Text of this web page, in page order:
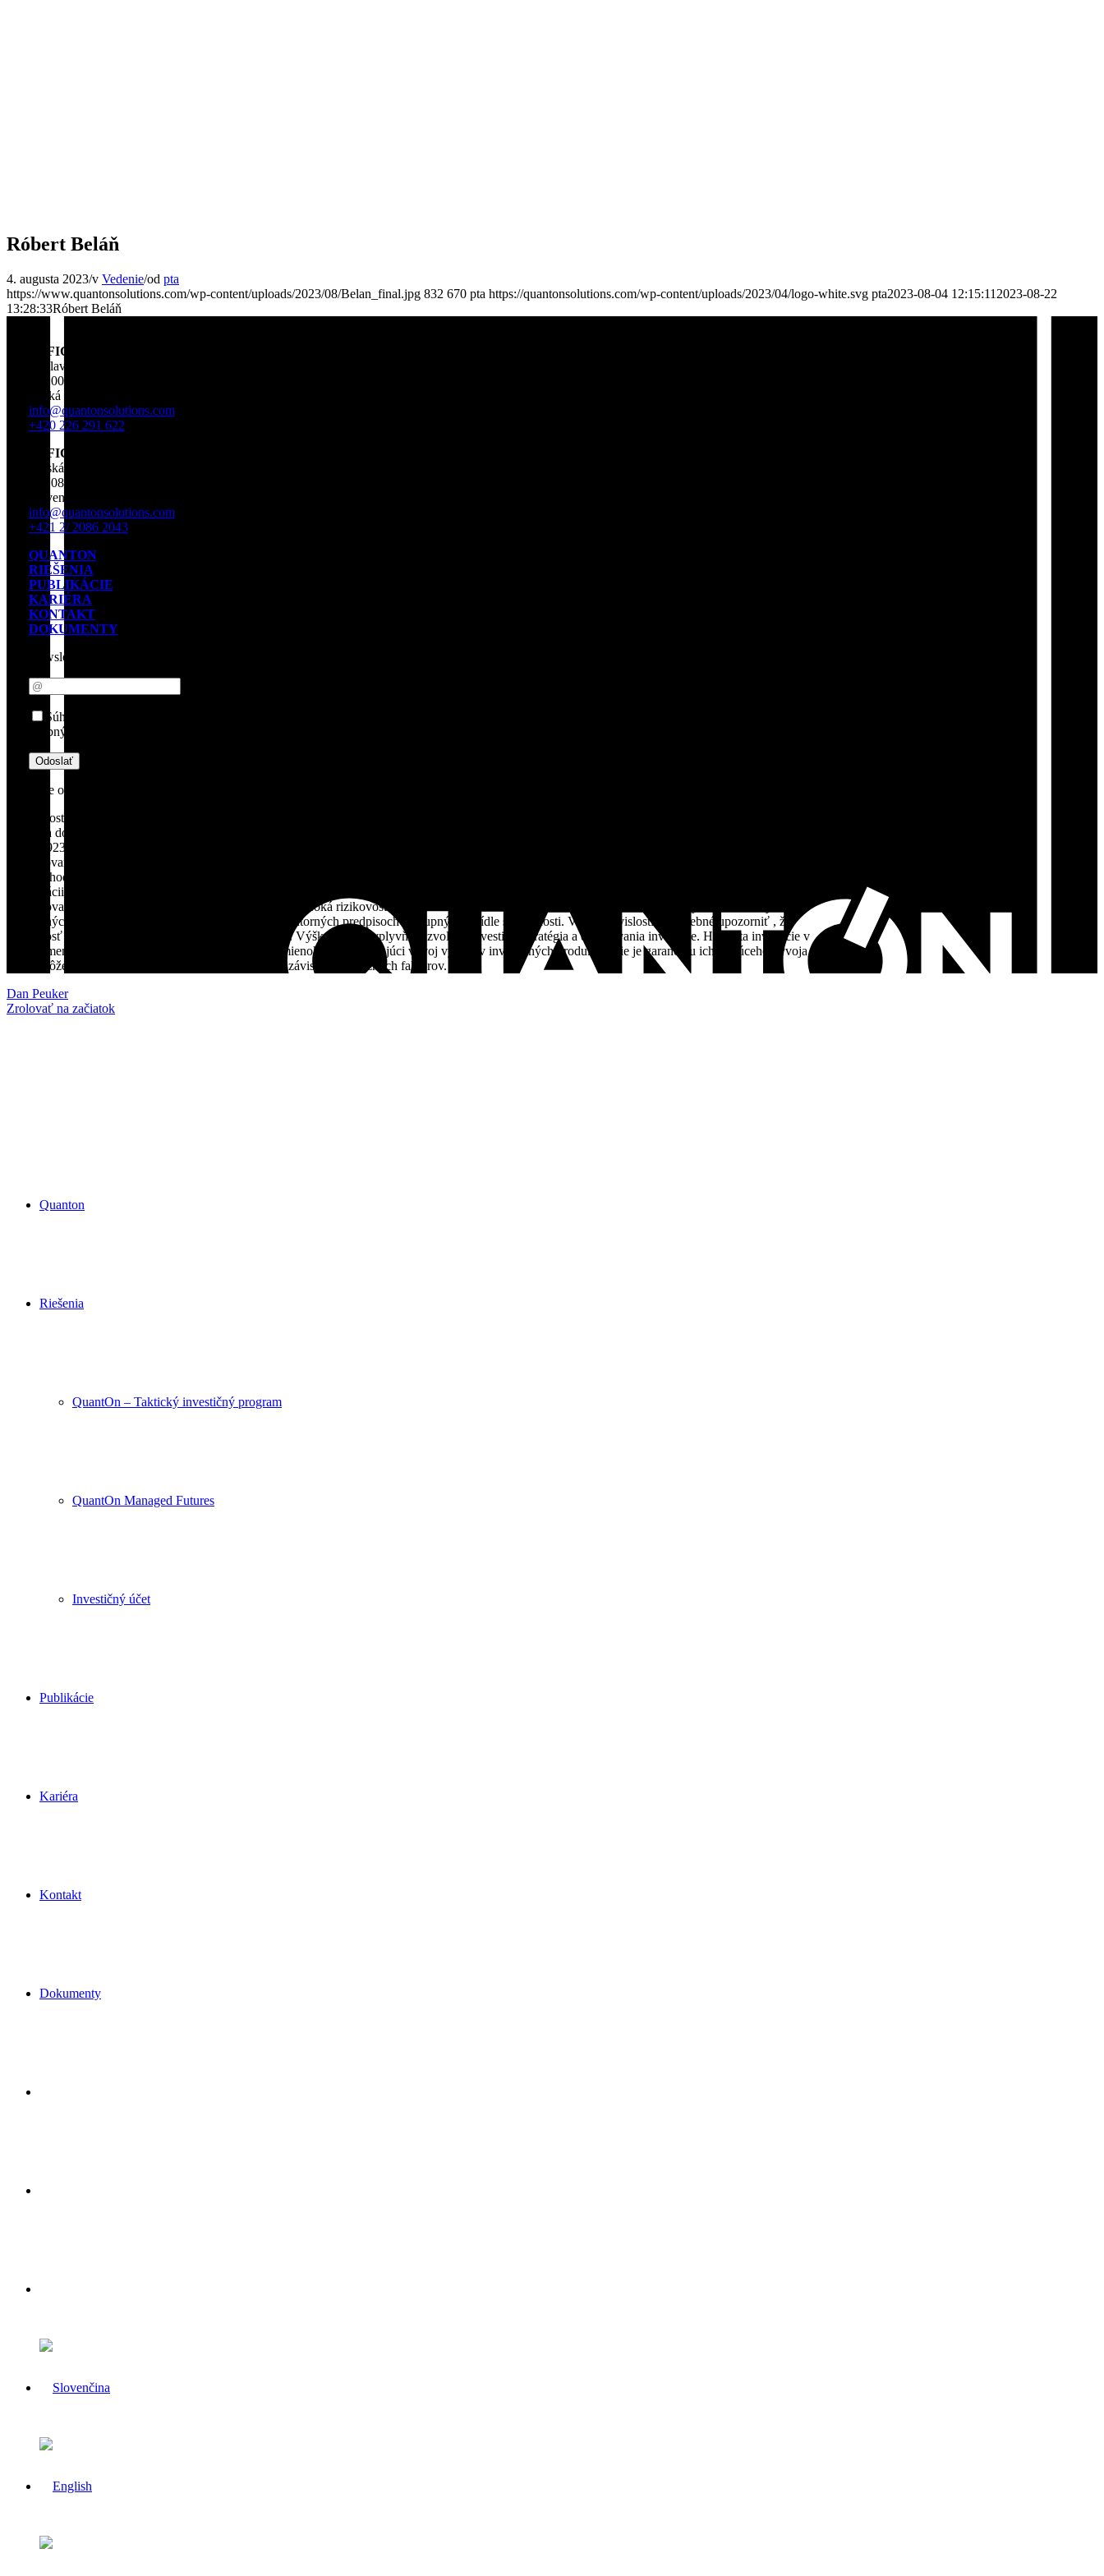
Quanton
Riešenia
QuantOn – Taktický investičný program
QuantOn Managed Futures
Investičný účet
Publikácie
Kariéra
Kontakt
Dokumenty
Róbert Beláň
4. augusta 2023/v Vedenie/od pta
https://www.quantonsolutions.com/wp-content/uploads/2023/08/Belan_final.jpg 832 670 pta https://quantonsolutions.com/wp-content/uploads/2023/04/logo-white.svg pta2023-08-04 12:15:11 2023-08-22
13:28:33Róbert Beláň
OFFICE PRAHA
Václavské náměstí 9
110 00 Praha 1
Česká republika
info@quantonsolutions.com
+420 226 291 622
OFFICE BRATISLAVA
Rajská 7
811 08 Bratislava 1
Slovensko
info@quantonsolutions.com
+421 2/ 2086 2043
QUANTON
RIEŠENIA
PUBLIKÁCIE
KARIÉRA
KONTAKT
DOKUMENTY
Newsletter
Súhlasím so spracovaním
osobných údajov.
Poučenie o rizikách
Spoločnosť QuantOn Solutions o.c.p., a.s. je registrovaným obchodníkom s cennými papiermi. QuantOn je investičná spoločnosť založená v roku 2015.
Podlieha dohľadu Národnej banky Slovenska, licencia ODT-9619/2016-1 a je členom Garančného fondu investícií, je registrovaným CTA, členom NFA ,
IČ: 0539231. Neslúži ako konkrétne investičné odporúčanie na nákup, poprípade predaj určitých finančných produktov. Investície, resp. investičná filozofia
prezentovaná v tejto publikácii nie je vhodná pre každého investora. Pred vstupom do akejkoľvek transakcie musí potenciálny investor predovšetkým
zvážiť vhodnosť, riziká a špecifiká konkrétneho investičného produktu. V rámci rozhodovacieho procesu by mala byť táto publikácia používaná v
kombinácii s konkrétnym produktovým listom a ostatnou dokumentáciou vzťahujúcou sa k danej investičnej službe (pokiaľ je dostupná). S investovaním a
obchodovaním na finančných trhoch môže byť spojená vysoká rizikovosť. Jednotlivé druhy rizík sú uvedené a popísane v zverejnených Všeobecných
obchodných podmienkach spoločnosti a tiež ďalších vnútorných predpisoch dostupných v sídle spoločnosti. V tejto súvislosti je potrebné upozorniť , že
návratnosť investovaných prostriedkov nie je zaručená. Výšku rizika ovplyvňuje zvolená investičná stratégia a doba trvania investície. Hodnota investície v
čase sa mení v závislosti od aktuálnych trhových podmienok. Predchádzajúci vývoj výnosov investičných produktov nie je garanciou ich budúceho vývoja,
ten sa môže v budúcnosti významnou mierou meniť v závislosti od rôznych faktorov.
Dan Peuker
Zrolovať na začiatok